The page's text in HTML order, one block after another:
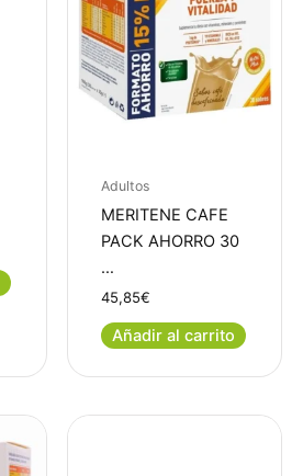
Adultos
MERITENE CAFE
PACK AHORRO 30
…
45,85€
Añadir al carrito